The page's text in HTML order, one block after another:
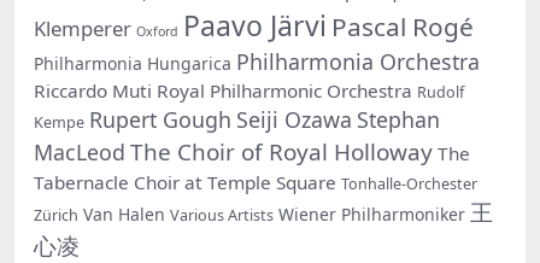
Klemperer Oxford Paavo Järvi Pascal Rogé
Philharmonia Hungarica Philharmonia Orchestra
Riccardo Muti Royal Philharmonic Orchestra Rudolf
Kempe Rupert Gough Seiji Ozawa Stephan
MacLeod The Choir of Royal Holloway The
Tabernacle Choir at Temple Square Tonhalle-Orchester
Zürich Van Halen Various Artists Wiener Philharmoniker 王
心凌